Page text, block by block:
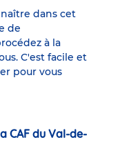
dans cet
de
à la
C'est facile et
pour vous
CAF du Val-de-